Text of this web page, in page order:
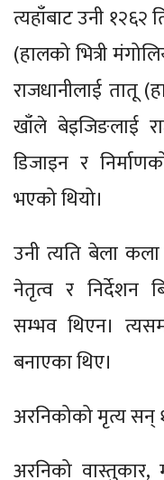
त्यहाँबाट उनी १२६२
(हालको भित्री
राजधानीलाई तातू
खाँले बेइजिङलाई
डिजाइन र
भएको थियो।
उनी त्यति बेला
नेतृत्व र निर्देशन
सम्भव थिएन।
बनाएका थिए।
अरनिकोको मृत्य सन्
अरनिको वास्तुकार,